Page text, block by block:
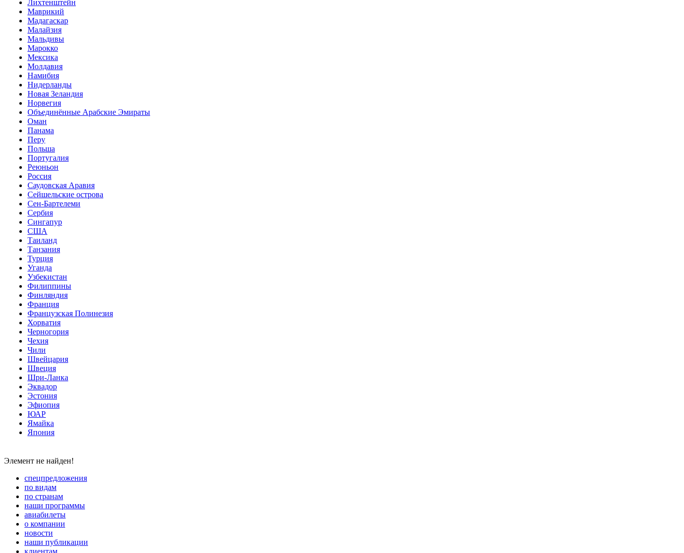
Лихтенштейн
Маврикий
Мадагаскар
Малайзия
Мальдивы
Марокко
Мексика
Молдавия
Намибия
Нидерланды
Новая Зеландия
Норвегия
Объединённые Арабские Эмираты
Оман
Панама
Перу
Польша
Португалия
Реюньон
Россия
Саудовская Аравия
Сейшельские острова
Сен-Бартелеми
Сербия
Сингапур
США
Таиланд
Танзания
Турция
Уганда
Узбекистан
Филиппины
Финляндия
Франция
Французская Полинезия
Хорватия
Черногория
Чехия
Чили
Швейцария
Швеция
Шри-Ланка
Эквадор
Эстония
Эфиопия
ЮАР
Ямайка
Япония
Элемент не найден!
спецпредложения
по видам
по странам
наши программы
авиабилеты
о компании
новости
наши публикации
клиентам